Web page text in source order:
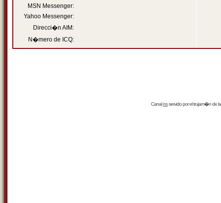
MSN Messenger:
Yahoo Messenger:
Direcci�n AIM:
N�mero de ICQ:
Canalrssservido por eltrujam�nde